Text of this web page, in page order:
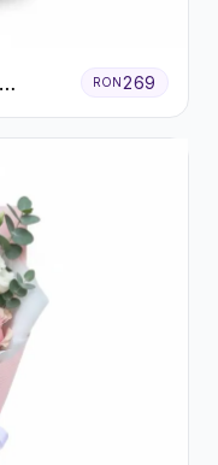
RON 269